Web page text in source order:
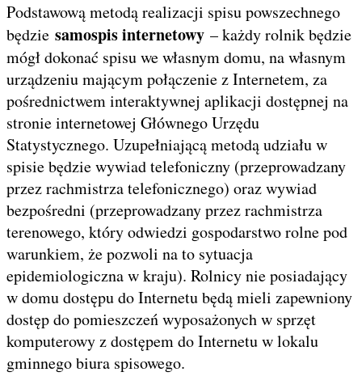
Podstawową metodą realizacji spisu powszechnego
będzie samospis internetowy – każdy rolnik będzie
mógł dokonać spisu we własnym domu, na własnym
urządzeniu mającym połączenie z Internetem, za
pośrednictwem interaktywnej aplikacji dostępnej na
stronie internetowej Głównego Urzędu
Statystycznego. Uzupełniającą metodą udziału w
spisie będzie wywiad telefoniczny (przeprowadzany
przez rachmistrza telefonicznego) oraz wywiad
bezpośredni (przeprowadzany przez rachmistrza
terenowego, który odwiedzi gospodarstwo rolne pod
warunkiem, że pozwoli na to sytuacja
epidemiologiczna w kraju). Rolnicy nie posiadający
w domu dostępu do Internetu będą mieli zapewniony
dostęp do pomieszczeń wyposażonych w sprzęt
komputerowy z dostępem do Internetu w lokalu
gminnego biura spisowego.